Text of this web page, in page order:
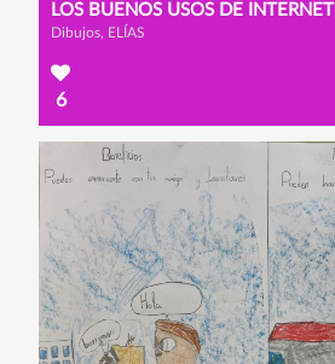
LOS BUENOS USOS DE INTERNET
Dibujos, ELÍAS
6